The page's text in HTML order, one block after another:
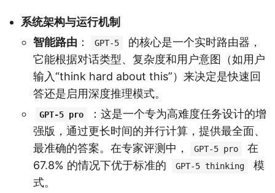
系统架构与运行机制
智能路由 ： GPT-5
的核心是一个实时路由器，
它能根据对话类型、复杂度和用户意图（如用户
输入“think hard about this”）来决定是快速回
答还是启用深度推理模式。
GPT-5 pro
：这是一个专为高难度任务设计的增
强版，通过更长时间的并行计算，提供最全面、
最准确的答案。在专家评测中，
GPT-5 pro
在
67.8% 的情况下优于标准的
GPT-5 thinking
模
式。